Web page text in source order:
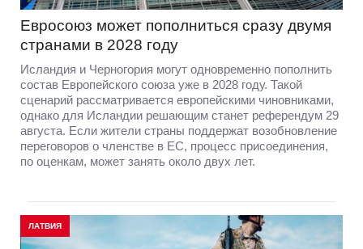
Евросоюз может пополниться сразу двумя
странами в 2028 году
Исландия и Черногория могут одновременно пополнить
состав Европейского союза уже в 2028 году. Такой
сценарий рассматривается европейскими чиновниками,
однако для Исландии решающим станет референдум 29
августа. Если жители страны поддержат возобновление
переговоров о членстве в ЕС, процесс присоединения,
по оценкам, может занять около двух лет.
ЛАТВИЯ